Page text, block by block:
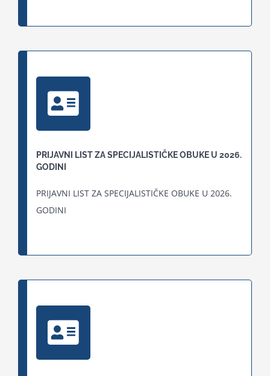
PRIJAVNI LIST ZA SPECIJALISTIČKE OBUKE U 2026.
GODINI
PRIJAVNI LIST ZA SPECIJALISTIČKE OBUKE U 2026.
GODINI